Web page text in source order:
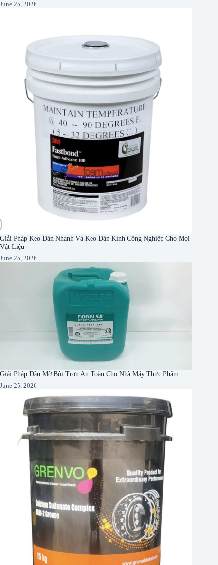
June 25, 2026
Giải Pháp Keo Dán Nhanh Và Keo Dán Kính Công Nghiệp Cho Mọi
Vật Liệu
June 25, 2026
Giải Pháp Dầu Mỡ Bôi Trơn An Toàn Cho Nhà Máy Thực Phẩm
June 25, 2026